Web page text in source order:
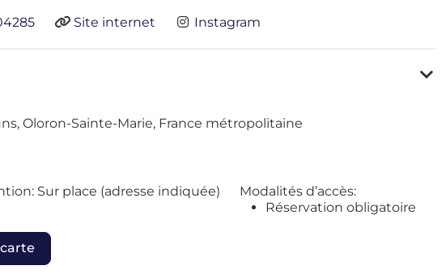
Site internet Instagram
Oloron-Sainte-Marie, France métropolitaine
Sur place (adresse indiquée)
Modalités d’accès:
Réservation obligatoire